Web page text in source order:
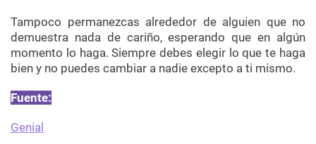
Tampoco permanezcas alrededor de alguien que no
demuestra nada de cariño, esperando que en algún
momento lo haga. Siempre debes elegir lo que te haga
bien y no puedes cambiar a nadie excepto a ti mismo.
Fuente:
Genial